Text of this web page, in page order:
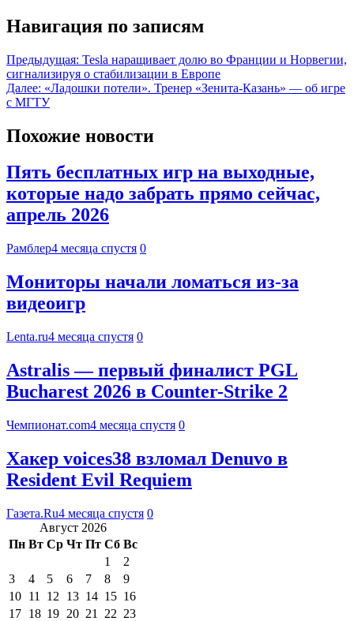
Навигация по записям
Предыдущая: Tesla наращивает долю во Франции и Норвегии,
сигнализируя о стабилизации в Европе
Далее: «Ладошки потели». Тренер «Зенита-Казань» — об игре
с МГТУ
Похожие новости
Пять бесплатных игр на выходные,
которые надо забрать прямо сейчас,
апрель 2026
Рамблер4 месяца спустя 0
Мониторы начали ломаться из-за
видеоигр
Lenta.ru4 месяца спустя 0
Astralis — первый финалист PGL
Bucharest 2026 в Counter-Strike 2
Чемпионат.com4 месяца спустя 0
Хакер voices38 взломал Denuvo в
Resident Evil Requiem
Газета.Ru4 месяца спустя 0
Август 2026
Пн Вт Ср Чт Пт Сб Вс
1
2
3
4 5 6 7 8
9
10 11 12 13 14 15 16
17 18 19 20 21 22 23